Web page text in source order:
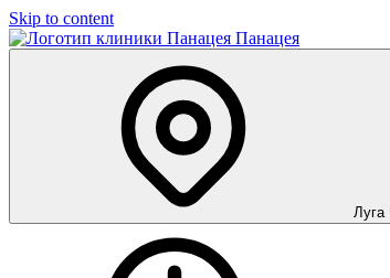
Skip to content
Панацея
Луга